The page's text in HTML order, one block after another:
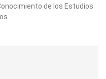
de los Estudios